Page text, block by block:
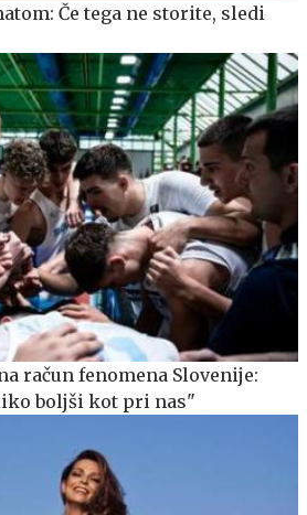
Če tega ne storite, sledi
račun fenomena Slovenije:
boljši kot pri nas"